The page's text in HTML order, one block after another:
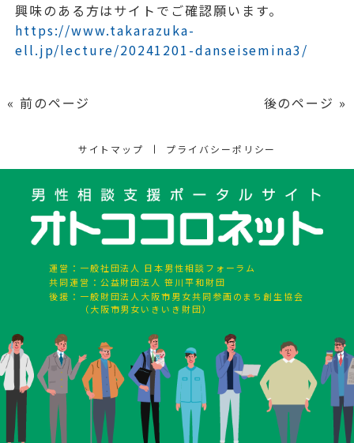
興味のある方はサイトでご確認願います。
https://www.takarazuka-
ell.jp/lecture/20241201-danseisemina3/
« 前のページ 後のページ »
サイトマップ プライバシーポリシー
運営： 一般社団法人 日本男性相談フォーラム
共同運営： 公益財団法人 笹川平和財団
後援： 一般財団法人大阪市男女共同参画のまち創生協会
（大阪市男女いきいき財団）